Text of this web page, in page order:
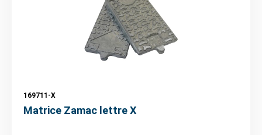
169711-X
Matrice Zamac lettre X